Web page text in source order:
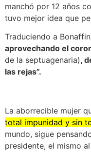
manchó por 12 años
tuvo mejor idea que
Traduciendo a
aprovechando el
de la septuagenaria),
las rejas”.
La aborrecible mujer
total impunidad y sin
mundo, sigue
presidente, el mismo